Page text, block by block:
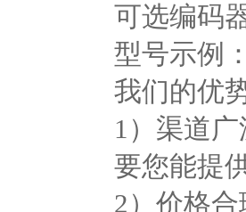
可选编码
型号示例
我们的优
1 ）渠道
要您能提
2 ）价格